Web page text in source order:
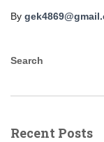
By
Search
Recent Posts